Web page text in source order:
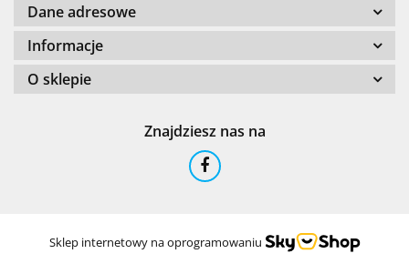
Ceramfix
Dane adresowe
Informacje
O sklepie
Znajdziesz nas na
Sklep internetowy na oprogramowaniu